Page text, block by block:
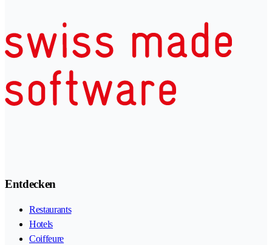
Entdecken
Restaurants
Hotels
Coiffeure